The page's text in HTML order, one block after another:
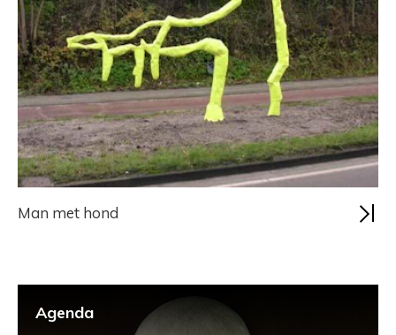
Man met hond
Agenda